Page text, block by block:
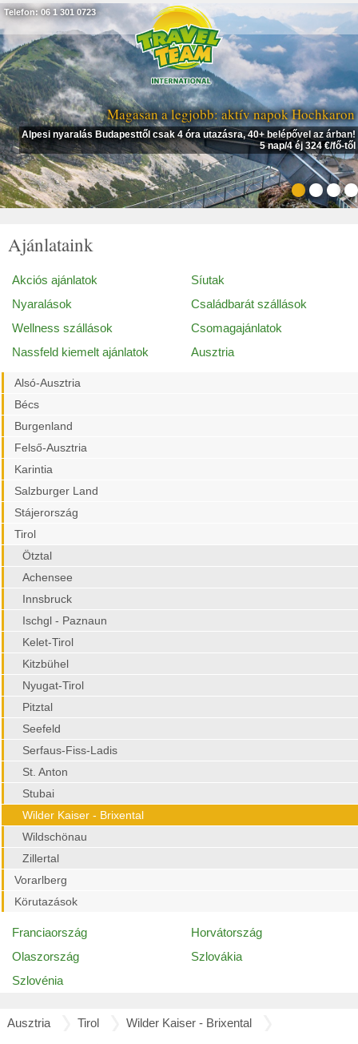
Magasan a legjobb: aktív napok Hochkaron
Alpesi nyaralás Budapesttől csak 4 óra utazásra, 40+ belépővel az árban!
5 nap/4 éj 324 €/fő-től
Telefon: 06 1 301 0723
Ajánlataink
Akciós ajánlatok
Síutak
Nyaralások
Családbarát szállások
Wellness szállások
Csomagajánlatok
Nassfeld kiemelt ajánlatok
Ausztria
Alsó-Ausztria
Bécs
Burgenland
Felső-Ausztria
Karintia
Salzburger Land
Stájerország
Tirol
Ötztal
Achensee
Innsbruck
Ischgl - Paznaun
Kelet-Tirol
Kitzbühel
Nyugat-Tirol
Pitztal
Seefeld
Serfaus-Fiss-Ladis
St. Anton
Stubai
Wilder Kaiser - Brixental
Wildschönau
Zillertal
Vorarlberg
Körutazások
Franciaország
Horvátország
Olaszország
Szlovákia
Szlovénia
Ausztria Tirol Wilder Kaiser - Brixental